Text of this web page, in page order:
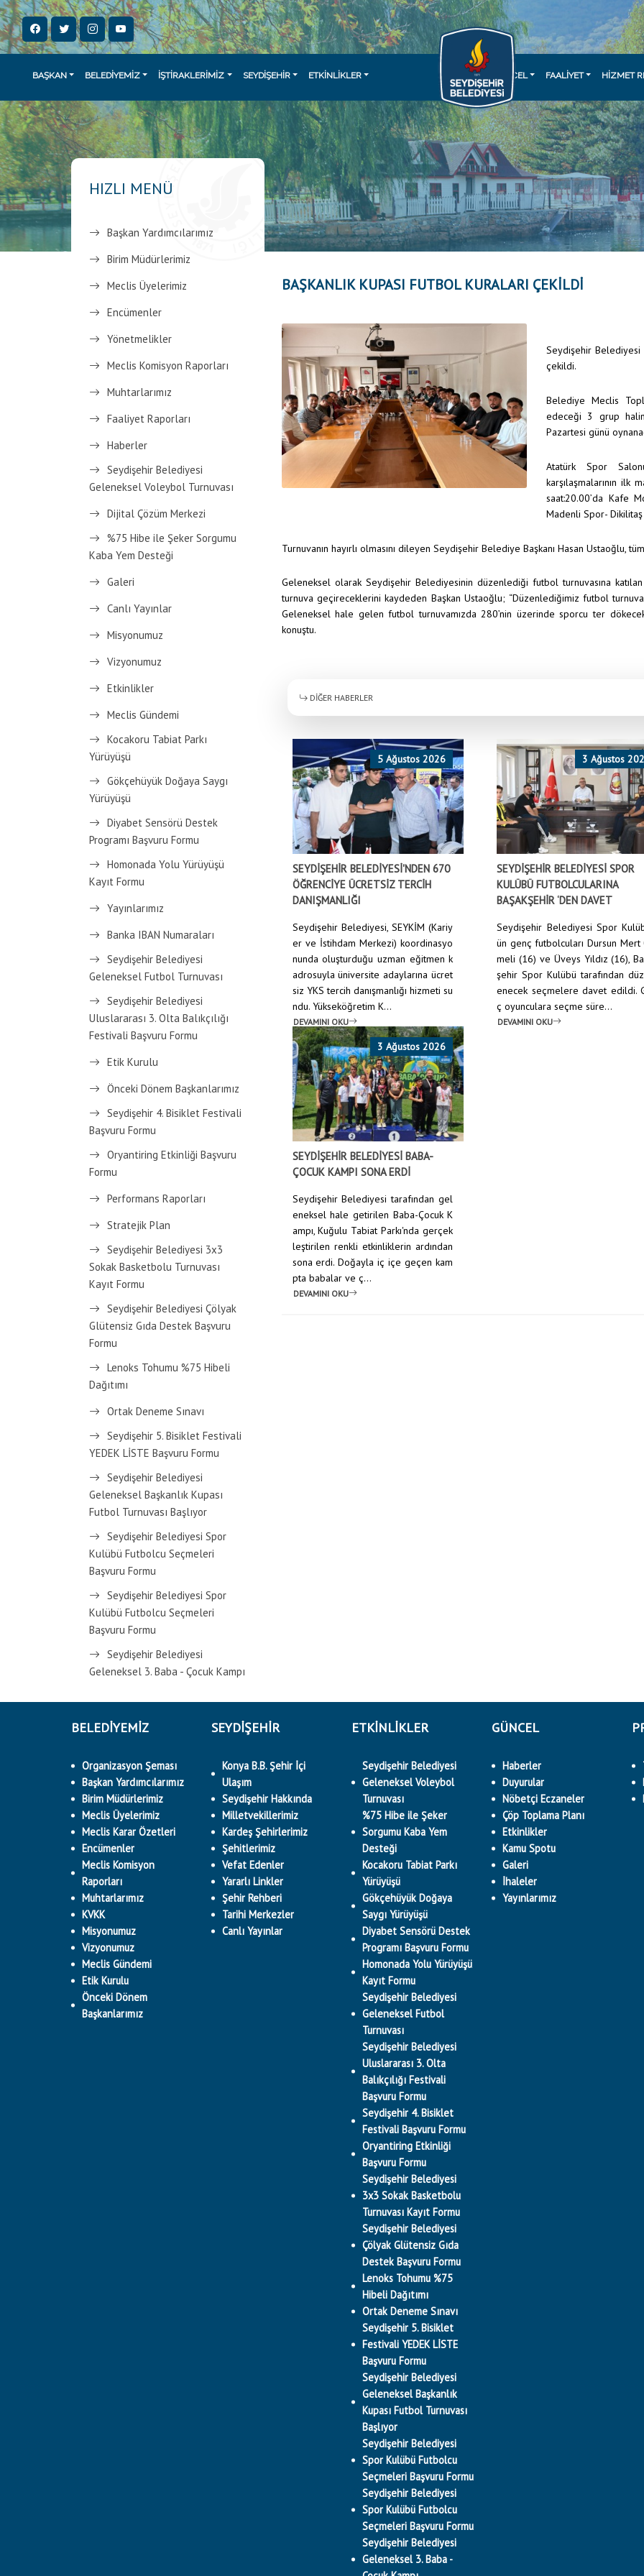
BAŞKAN BELEDİYEMİZ İŞTİRAKLERİMİZ SEYDİŞEHİR ETKINLIKLER GÜNCEL FAALİYET HİZMET
HIZLI MENÜ
Başkan Yardımcılarımız
Birim Müdürlerimiz
Meclis Üyelerimiz
Encümenler
Yönetmelikler
Meclis Komisyon Raporları
Muhtarlarımız
Faaliyet Raporları
Haberler
Seydişehir Belediyesi
Geleneksel Voleybol Turnuvası
Dijital Çözüm Merkezi
%75 Hibe ile Şeker Sorgumu
Kaba Yem Desteği
Galeri
Canlı Yayınlar
Misyonumuz
Vizyonumuz
Etkinlikler
Meclis Gündemi
Kocakoru Tabiat Parkı
Yürüyüşü
Gökçehüyük Doğaya Saygı
Yürüyüşü
Diyabet Sensörü Destek
Programı Başvuru Formu
Homonada Yolu Yürüyüşü
Kayıt Formu
Yayınlarımız
Banka IBAN Numaraları
Seydişehir Belediyesi
Geleneksel Futbol Turnuvası
Seydişehir Belediyesi
Uluslararası 3. Olta Balıkçılığı
Festivali Başvuru Formu
Etik Kurulu
Önceki Dönem Başkanlarımız
Seydişehir 4. Bisiklet Festivali
Başvuru Formu
Oryantiring Etkinliği Başvuru
Formu
Performans Raporları
Stratejik Plan
Seydişehir Belediyesi 3x3
Sokak Basketbolu Turnuvası
Kayıt Formu
Seydişehir Belediyesi Çölyak
Glütensiz Gıda Destek Başvuru
Formu
Lenoks Tohumu %75 Hibeli
Dağıtımı
Ortak Deneme Sınavı
Seydişehir 5. Bisiklet Festivali
YEDEK LİSTE Başvuru Formu
Seydişehir Belediyesi
Geleneksel Başkanlık Kupası
Futbol Turnuvası Başlıyor
Seydişehir Belediyesi Spor
Kulübü Futbolcu Seçmeleri
Başvuru Formu
Seydişehir Belediyesi Spor
Kulübü Futbolcu Seçmeleri
Başvuru Formu
Seydişehir Belediyesi
Geleneksel 3. Baba - Çocuk Kampı
BAŞKANLIK KUPASI FUTBOL KURALARI ÇEKİLDİ
Seydişehir Belediyesi
çekildi.
Belediye Meclis
edeceği 3 grup
Pazartesi günü
Atatürk Spor
karşılaşmalarının ilk
saat:20.00’da Kafe
Madenli Spor-
Turnuvanın hayırlı olmasını dileyen Seydişehir Belediye Başkanı Hasan Ustaoğlu,
Geleneksel olarak Seydişehir Belediyesinin düzenlediği futbol turnuvasına
turnuva geçireceklerini kaydeden Başkan Ustaoğlu; “Düzenlediğimiz futbol
Geleneksel hale gelen futbol turnuvamızda 280’nin üzerinde sporcu ter
konuştu.
DİĞER HABERLER
5 Ağustos 2026
SEYDİŞEHİR BELEDİYESİ'NDEN 670
ÖĞRENCİYE ÜCRETSİZ TERCİH
DANIŞMANLIĞI
Seydişehir Belediyesi, SEYKİM (Kariy
er ve İstihdam Merkezi) koordinasyo
nunda oluşturduğu uzman eğitmen k
adrosuyla üniversite adaylarına ücret
siz YKS tercih danışmanlığı hizmeti su
ndu. Yükseköğretim K...
DEVAMINI OKU
3 Ağustos
SEYDİŞEHİR BELEDİYESİ SPOR
KULÜBÜ FUTBOLCULARINA
BAŞAKŞEHİR ‘DEN DAVET
Seydişehir Belediyesi Spor
ün genç futbolcuları Dursun Mert
meli (16) ve Üveys Yıldız (16),
şehir Spor Kulübü tarafından
enecek seçmelere davet edildi.
ç oyunculara seçme süre...
DEVAMINI OKU
3 Ağustos 2026
SEYDİŞEHİR BELEDİYESİ BABA-
ÇOCUK KAMPI SONA ERDİ
Seydişehir Belediyesi tarafından gel
eneksel hale getirilen Baba-Çocuk K
ampı, Kuğulu Tabiat Parkı'nda gerçek
leştirilen renkli etkinliklerin ardından
sona erdi. Doğayla iç içe geçen kam
pta babalar ve ç...
DEVAMINI OKU
BELEDİYEMİZ
Organizasyon Şeması
Başkan Yardımcılarımız
Birim Müdürlerimiz
Meclis Üyelerimiz
Meclis Karar Özetleri
Encümenler
Meclis Komisyon
Raporları
Muhtarlarımız
KVKK
Misyonumuz
Vizyonumuz
Meclis Gündemi
Etik Kurulu
Önceki Dönem
Başkanlarımız
SEYDİŞEHİR
Konya B.B. Şehir İçi
Ulaşım
Seydişehir Hakkında
Milletvekillerimiz
Kardeş Şehirlerimiz
Şehitlerimiz
Vefat Edenler
Yararlı Linkler
Şehir Rehberi
Tarihi Merkezler
Canlı Yayınlar
ETKINLIKLER
Seydişehir Belediyesi
Geleneksel Voleybol
Turnuvası
%75 Hibe ile Şeker
Sorgumu Kaba Yem
Desteği
Kocakoru Tabiat Parkı
Yürüyüşü
Gökçehüyük Doğaya
Saygı Yürüyüşü
Diyabet Sensörü Destek
Programı Başvuru Formu
Homonada Yolu Yürüyüşü
Kayıt Formu
Seydişehir Belediyesi
Geleneksel Futbol
Turnuvası
Seydişehir Belediyesi
Uluslararası 3. Olta
Balıkçılığı Festivali
Başvuru Formu
Seydişehir 4. Bisiklet
Festivali Başvuru Formu
Oryantiring Etkinliği
Başvuru Formu
Seydişehir Belediyesi
3x3 Sokak Basketbolu
Turnuvası Kayıt Formu
Seydişehir Belediyesi
Çölyak Glütensiz Gıda
Destek Başvuru Formu
Lenoks Tohumu %75
Hibeli Dağıtımı
Ortak Deneme Sınavı
Seydişehir 5. Bisiklet
Festivali YEDEK LİSTE
Başvuru Formu
Seydişehir Belediyesi
Geleneksel Başkanlık
Kupası Futbol Turnuvası
Başlıyor
Seydişehir Belediyesi
Spor Kulübü Futbolcu
Seçmeleri Başvuru Formu
Seydişehir Belediyesi
Spor Kulübü Futbolcu
Seçmeleri Başvuru Formu
Seydişehir Belediyesi
Geleneksel 3. Baba -
GÜNCEL
Haberler
Duyurular
Nöbetçi Eczaneler
Çöp Toplama Planı
Etkinlikler
Kamu Spotu
Galeri
İhaleler
Yayınlarımız